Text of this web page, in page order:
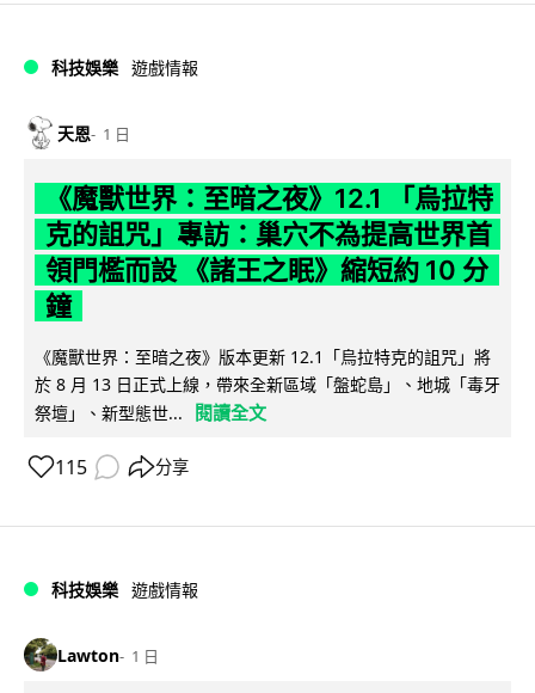
科技娛樂 遊戲情報
天恩 1 日
《魔獸世界：至暗之夜》12.1 「烏拉特
克的詛咒」專訪：巢穴不為提高世界首
領門檻而設 《諸王之眠》縮短約 10 分
鐘
《魔獸世界：至暗之夜》版本更新 12.1「烏拉特克的詛咒」將
於 8 月 13 日正式上線，帶來全新區域「盤蛇島」、地城「毒牙
祭壇」、新型態世...
閱讀全文
115 分享
科技娛樂 遊戲情報
Lawton 1 日